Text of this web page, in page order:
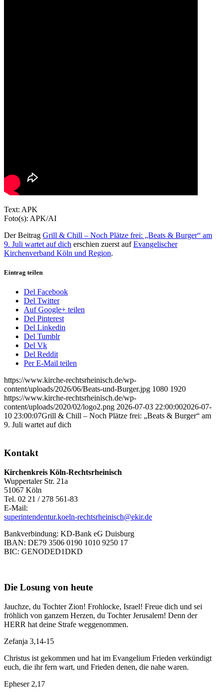
Text: APK
Foto(s): APK/AI
Der Beitrag Grill & Chill – Noch Plätze frei: „Beats & Burger“ am
9. Juli wartet auf dich erschien zuerst aufEvangelischer
Kirchenverband Köln und Region.
Eintrag teilen
Del Facebook
Del Twitter
Auf Google+ teilen
Del Pinterest
Del Linkedin
Del Tumblr
Del Vk
Del Reddit
Per E-Mail teilen
https://www.kirche-rechtsrheinisch.de/wp-
content/uploads/2026/06/Beats-und-Burger.jpg 1080 1920
https://www.kirche-rechtsrheinisch.de/wp-
content/uploads/2020/02/logo2.png 2026-07-03 22:00:002026-07-
10 23:00:07Grill & Chill – Noch Plätze frei: „Beats & Burger“ am
9. Juli wartet auf dich
Kontakt
Kirchenkreis Köln-Rechtsrheinisch
Wuppertaler Str. 21a
51067 Köln
Tel. 02 21 / 278 561-83
E-Mail:
superintendentur.koeln-rechtsrheinisch@ekir.de
Bankverbindung: KD-Bank eG Duisburg
IBAN: DE79 3506 0190 1010 9250 17
BIC: GENODED1DKD
Die Losung von heute
Jauchze, du Tochter Zion! Frohlocke, Israel! Freue dich und sei
fröhlich von ganzem Herzen, du Tochter Jerusalem! Denn der
HERR hat deine Strafe weggenommen.
Zefanja 3,14-15
Christus ist gekommen und hat im Evangelium Frieden verkündigt
euch, die ihr fern wart, und Frieden denen, die nahe waren.
Epheser 2,17